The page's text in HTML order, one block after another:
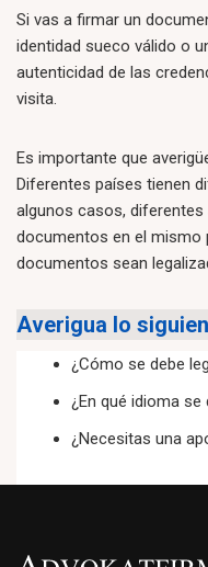
Si vas a firmar un
identidad sueco válido o
autenticidad de las
visita.
Es importante que
Diferentes países tienen
algunos casos,
documentos en el mismo
documentos sean
Averigua lo
¿Cómo se debe
¿En qué idioma
¿Necesitas una